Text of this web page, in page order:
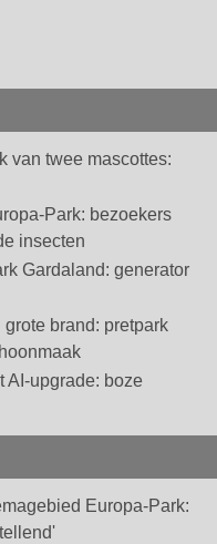
van twee mascottes:
Park: bezoekers
insecten
Gardaland: generator
brand: pretpark
AI-upgrade: boze
Europa-Park: